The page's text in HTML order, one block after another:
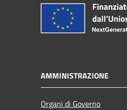
AMMINISTRAZIONE
Organi di Governo